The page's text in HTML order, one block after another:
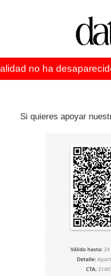
Brasil
julio 30,
no ha
Si quieres apoyar